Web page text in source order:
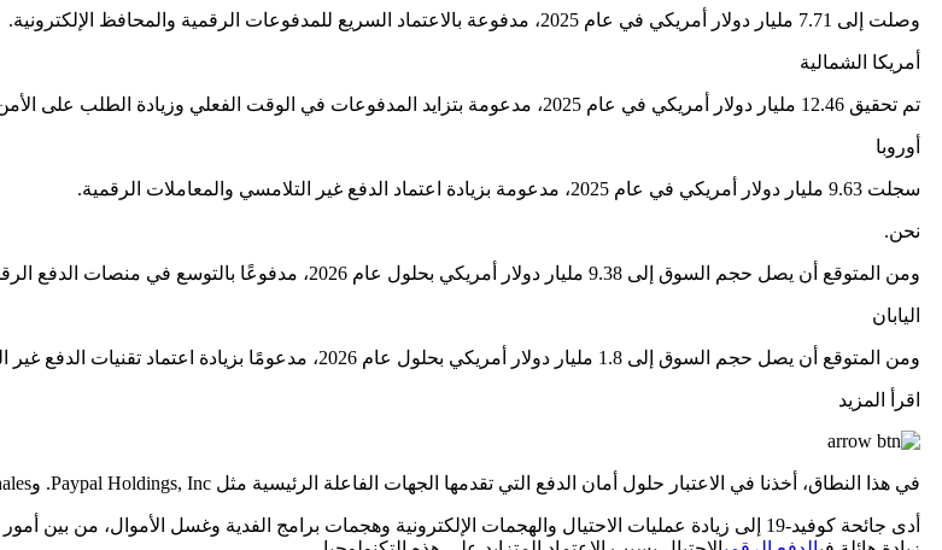
وصلت إلى 7.71 مليار دولار أمريكي في عام 2025، مدفوعة بالاعتماد السريع للمدفوعات الرقمية والمحافظ الإلكترونية.
أمريكا الشمالية
تم تحقيق 12.46 مليار دولار أمريكي في عام 2025، مدعومة بتزايد المدفوعات في الوقت الفعلي وزيادة الطلب على الأمن السيبراني.
أوروبا
سجلت 9.63 مليار دولار أمريكي في عام 2025، مدعومة بزيادة اعتماد الدفع غير التلامسي والمعاملات الرقمية.
نحن.
ومن المتوقع أن يصل حجم السوق إلى 9.38 مليار دولار أمريكي بحلول عام 2026، مدفوعًا بالتوسع في منصات الدفع الرقمية والحلول الأمنية المتقدمة.
اليابان
ومن المتوقع أن يصل حجم السوق إلى 1.8 مليار دولار أمريكي بحلول عام 2026، مدعومًا بزيادة اعتماد تقنيات الدفع غير النقدي.
اقرأ المزيد
في هذا النطاق، أخذنا في الاعتبار حلول أمان الدفع التي تقدمها الجهات الفاعلة الرئيسية مثل Paypal Holdings, Inc. وThales وCybersource وPayU وTokenex وغيرها.